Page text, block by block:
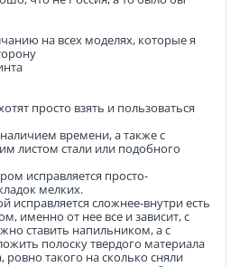
на всех моделях, которые я
просто взять и пользоваться
времени, а также с
листом стали или подобного
исправляется просто-
мелких.
исправляется сложнее-внутри есть
именно от нее все и зависит, с
ставить напильником, а с
полоску твердого материала
ровно такого на сколько сняли